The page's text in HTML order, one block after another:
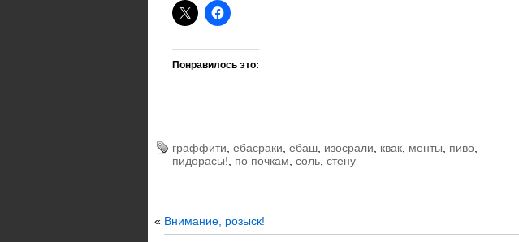
Понравилось это:
граффити ебасраки ебаш изосрали квак менты пиво
пидорасы!
по почкам соль стену
« Внимание, розыск!